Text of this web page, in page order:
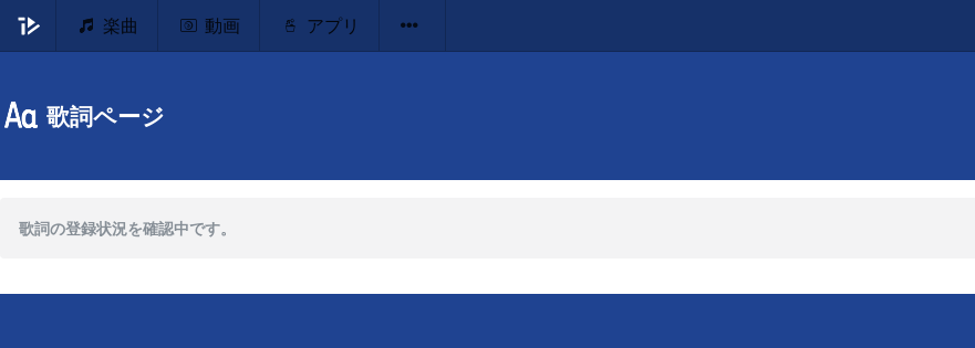
楽曲 動画 アプリ
歌詞ページ
歌詞の登録状況を確認中です。